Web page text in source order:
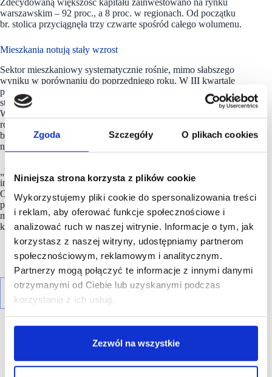
Zgoda Szczegóły O plikach cookies
Niniejsza strona korzysta z plików cookie
Wykorzystujemy pliki cookie do spersonalizowania treści
i reklam, aby oferować funkcje społecznościowe i
analizować ruch w naszej witrynie. Informacje o tym, jak
korzystasz z naszej witryny, udostępniamy partnerom
społecznościowym, reklamowym i analitycznym.
Partnerzy mogą połączyć te informacje z innymi danymi
otrzymanymi od Ciebie lub uzyskanymi podczas
korzystania z ich usług.
Zezwól na wszystkie
Zdecydowaną większość kapitału zainwestowano na rynku
warszawskim – 92 proc., a 8 proc. w regionach. Od początku
br. stolica przyciągnęła trzy czwarte spośród całego wolumenu.
Mieszkania notują stały wzrost
Sektor mieszkaniowy systematycznie rośnie, mimo słabszego
wyniku w porównaniu do poprzedniego roku. W III kwartale
podpisana została jedna umowa, dotycząca nieruchomości
studenckich – firma Xior nabyła prestiżowy kompleks
Wenedow 3 w Warszawie za kwotę 32 mln EUR. Od początku
roku w rynek ulokowano około 248 mln EUR. Przełomowa
będzie sprzedaż platformy Resi 4 Rent za kwotę 560 mln EUR,
na którą czeka branża.
„Warto odnotować znaczny udział polskiego kapitału na rynku
inwestycji w nieruchomości komercyjne w naszym kraju.
Od początku roku sięgnął 21,8 proc., a kwota ulokowana
przez rodzimych inwestorów wyniosła pond 551 mln euro”
mówi Przemysław Felicki, dyrektor w dziale rynków
kapitałowych w CBRE.